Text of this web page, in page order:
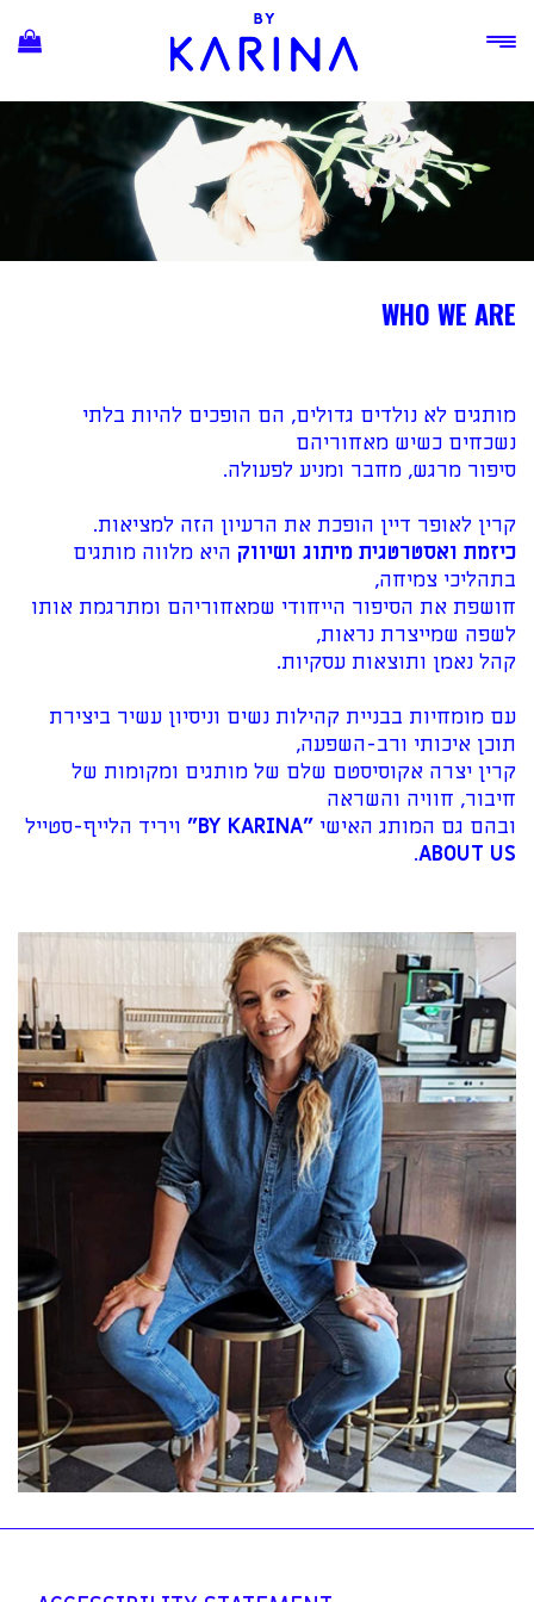
WHO WE ARE
מותגים לא נולדים גדולים, הם הופכים להיות בלתי
נשכחים כשיש מאחוריהם
סיפור מרגש, מחבר ומניע לפעולה.
קרין לאופר דיין הופכת את הרעיון הזה למציאות.
כיזמת ואסטרטגית מיתוג ושיווק היא מלווה מותגים
בתהליכי צמיחה,
חושפת את הסיפור הייחודי שמאחוריהם ומתרגמת אותו
לשפה שמייצרת נראות,
קהל נאמן ותוצאות עסקיות.
עם מומחיות בבניית קהילות נשים וניסיון עשיר ביצירת
תוכן איכותי ורב-השפעה,
קרין יצרה אקוסיסטם שלם של מותגים ומקומות של
חיבור, חוויה והשראה
ובהם גם המותג האישי "BY KARINA"
ויריד הלייף-סטייל
ABOUT US
.